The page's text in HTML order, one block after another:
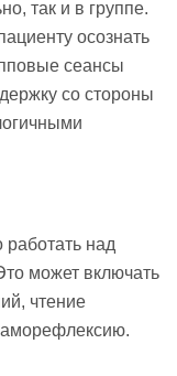
так и в группе.
осознать
сеансы
со стороны
над
может включать
чтение